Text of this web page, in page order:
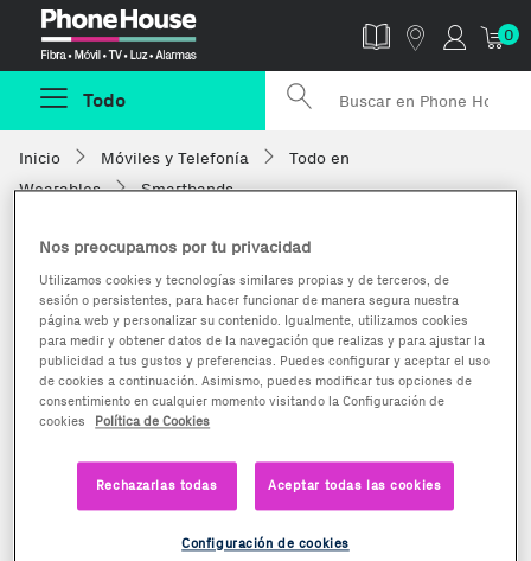
0
Todo
Inicio Móviles y Telefonía
Todo en
Wearables
Smartbands
Nos preocupamos por tu privacidad
Utilizamos cookies y tecnologías similares propias y de terceros, de
sesión o persistentes, para hacer funcionar de manera segura nuestra
página web y personalizar su contenido. Igualmente, utilizamos cookies
para medir y obtener datos de la navegación que realizas y para ajustar la
publicidad a tus gustos y preferencias. Puedes configurar y aceptar el uso
de cookies a continuación. Asimismo, puedes modificar tus opciones de
consentimiento en cualquier momento visitando la Configuración de
cookies
Política de Cookies
Rechazarlas todas Aceptar todas las cookies
Configuración de cookies